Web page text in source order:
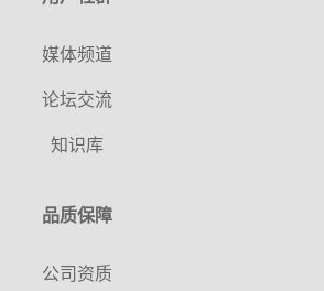
媒体频道
论坛交流
知识库
品质保障
公司资质